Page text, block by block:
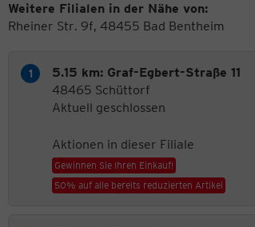
Weitere Filialen in der Nähe von:
Rheiner Str. 9f, 48455 Bad Bentheim
5.15 km: Graf-Egbert-Straße 11
48465 Schüttorf
Aktuell geschlossen
Aktionen in dieser Filiale
Gewinnen Sie Ihren Einkauf!
50% auf alle bereits reduzierten Artikel